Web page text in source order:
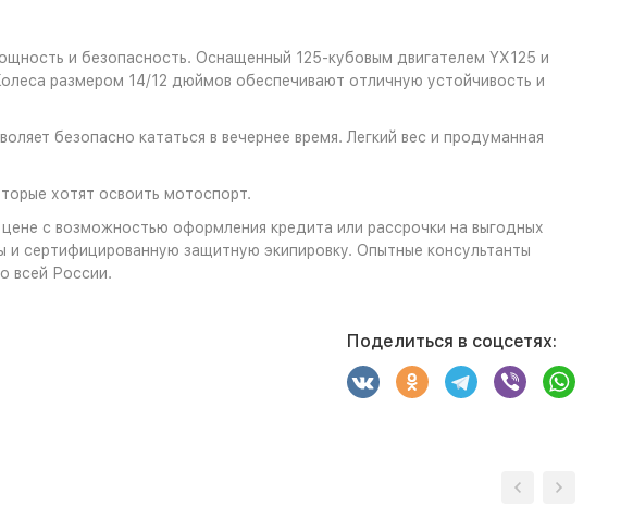
и безопасность. Оснащенный 125-кубовым двигателем YX125 и
размером 14/12 дюймов обеспечивают отличную устойчивость и
безопасно кататься в вечернее время. Легкий вес и продуманная
хотят освоить мотоспорт.
с возможностью оформления кредита или рассрочки на выгодных
и сертифицированную защитную экипировку. Опытные консультанты
всей России.
Поделиться в соцсетях: